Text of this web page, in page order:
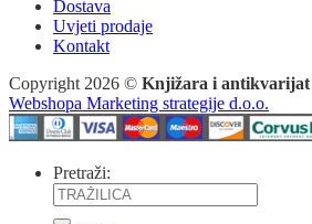
Dostava
Uvjeti prodaje
Kontakt
Copyright 2026 © Knjižara i antikvarijat
Webshopa Marketing strategije d.o.o.
Pretraži: